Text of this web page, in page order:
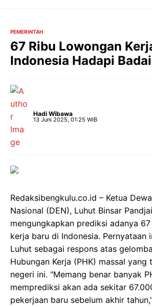
PEMERINTAH
67 Ribu Lowongan
Indonesia Hadapi
Hadi Wibawa
13 Juni 2025, 01:25 WIB
Redaksibengkulu.co.id – Ketua
Nasional (DEN), Luhut Binsar
mengungkapkan prediksi adanya
kerja baru di Indonesia. Pernyataan
Luhut sebagai respons atas
Hubungan Kerja (PHK) massal yang
negeri ini. "Memang benar banyak
memprediksi akan ada sekitar
pekerjaan baru sebelum akhir